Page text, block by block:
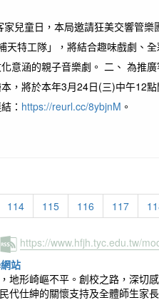
兒童日，本局邀請狂美交響管
天特工隊」，將結合趣味戲劇、
意涵的親子音樂劇。 二、 為推
，將於本年3月24日(三)中午12
： https://reurl.cc/8ybjnM 。
114 115 116 117
https://www.hfjh.tyc.edu.tw/
地形崎嶇不平。創校之路，深切
代仕紳的關懷支持及全體師生家